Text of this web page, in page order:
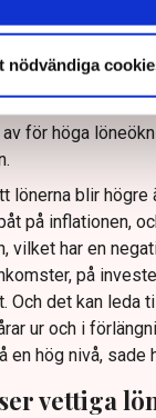
nödvändiga
är att jobba ned
70-talet och 80-
för höga
lönerna blir högre
på inflationen,
vilket har en
på
Och det kan leda
ur och i
en hög nivå, sade
vettiga